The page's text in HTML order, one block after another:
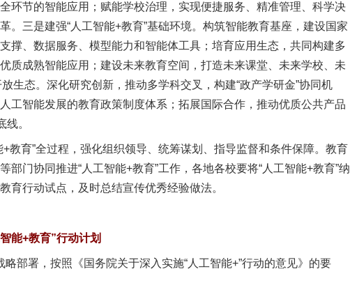
环节的智能应用；赋能学校治理，实现便捷服务、精准管理、科学决
三是建强“人工智能+教育”基础环境。构筑智能教育基座，建设国家
撑、数据服务、模型能力和智能体工具；培育应用生态，共同构建多
质成熟智能应用；建设未来教育空间，打造未来课堂、未来学校、未
生态。深化研究创新，推动多学科交叉，构建“政产学研金”协同机
工智能发展的教育政策制度体系；拓展国际合作，推动优质公共产品
。
育”全过程，强化组织领导、统筹谋划、指导监督和条件保障。教育
门协同推进“人工智能+教育”工作，各地各校要将“人工智能+教育”纳
育行动试点，及时总结宣传优秀经验做法。
能+教育”行动计划
署，按照《国务院关于深入实施“人工智能+”行动的意见》的要